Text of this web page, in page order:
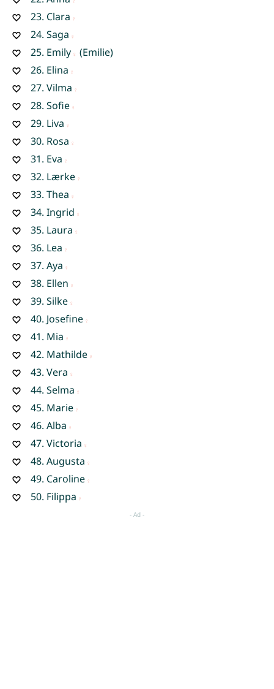
23. Clara
24. Saga
25. Emily
(Emilie)
26. Elina
27. Vilma
28. Sofie
29. Liva
30. Rosa
31. Eva
32. Lærke
33. Thea
34. Ingrid
35. Laura
36. Lea
37. Aya
38. Ellen
39. Silke
40. Josefine
41. Mia
42. Mathilde
43. Vera
44. Selma
45. Marie
46. Alba
47. Victoria
48. Augusta
49. Caroline
50. Filippa